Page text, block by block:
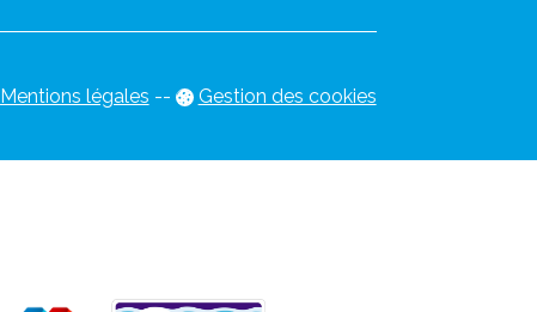
Mentions légales -- Gestion des cookies